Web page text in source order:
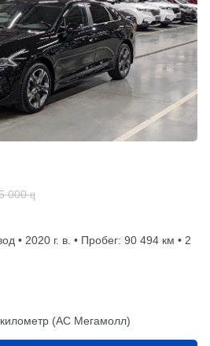
000 q
• 2020 г. в. • Пробег: 90 494 км • 2
(АС Мегамолл)